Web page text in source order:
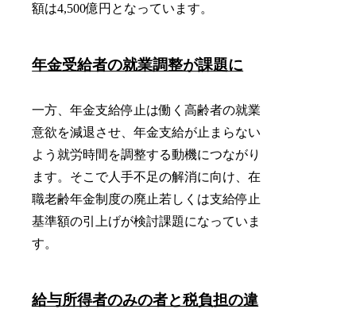
額は4,500億円となっています。
年金受給者の就業調整が課題に
一方、年金支給停止は働く高齢者の就業
意欲を減退させ、年金支給が止まらない
よう就労時間を調整する動機につながり
ます。そこで人手不足の解消に向け、在
職老齢年金制度の廃止若しくは支給停止
基準額の引上げが検討課題になっていま
す。
給与所得者のみの者と税負担の違